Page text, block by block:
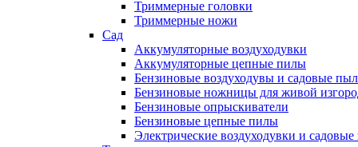
Триммерные головки
Триммерные ножи
Сад
Аккумуляторные воздуходувки
Аккумуляторные цепные пилы
Бензиновые воздуходувы и садовые
Бензиновые ножницы для живой
Бензиновые опрыскиватели
Бензиновые цепные пилы
Электрические воздуходувки и